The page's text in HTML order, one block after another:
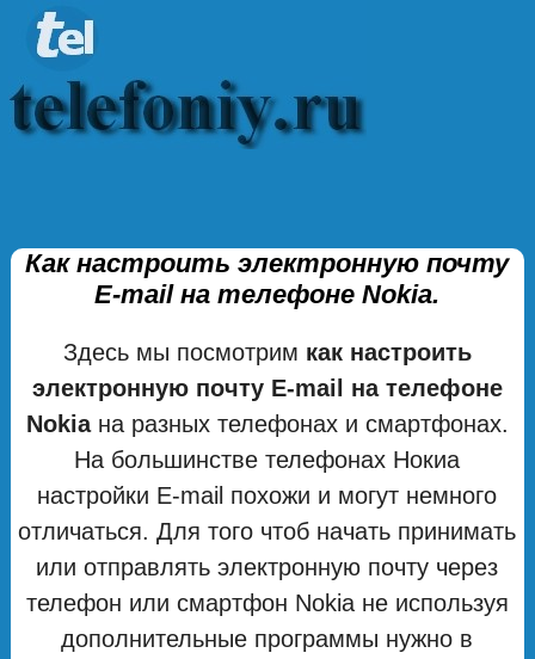
Как настроить электронную почту
E-mail на телефоне Nokia.
Здесь мы посмотрим как настроить
электронную почту E-mail на телефоне
Nokiaна разных телефонах и смартфонах.
На большинстве телефонах Нокиа
настройки E-mail похожи и могут немного
отличаться. Для того чтоб начать принимать
или отправлять электронную почту через
телефон или смартфон Nokia не используя
дополнительные программы нужно в